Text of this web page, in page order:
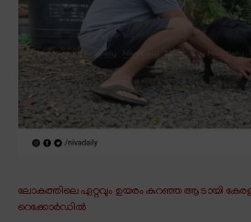
ലോകത്തിലെ ഏറ്റവും ഉയരം കുറഞ്ഞ ആടായി
റെക്കോർഡിൽ